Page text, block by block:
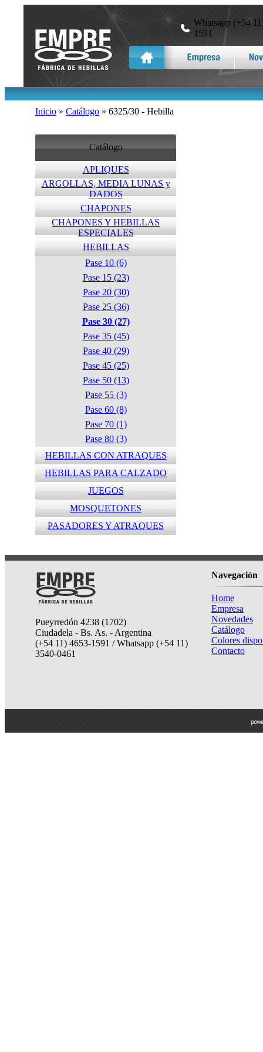
Whatsapp (+54
1591
Inicio » Catálogo » 6325/30 - Hebilla
Catálogo
APLIQUES
ARGOLLAS, MEDIA LUNAS y
DADOS
CHAPONES
CHAPONES Y HEBILLAS
ESPECIALES
HEBILLAS
Pase 10 (6)
Pase 15 (23)
Pase 20 (30)
Pase 25 (36)
Pase 30 (27)
Pase 35 (45)
Pase 40 (29)
Pase 45 (25)
Pase 50 (13)
Pase 55 (3)
Pase 60 (8)
Pase 70 (1)
Pase 80 (3)
HEBILLAS CON ATRAQUES
HEBILLAS PARA CALZADO
JUEGOS
MOSQUETONES
PASADORES Y ATRAQUES
Pueyrredón 4238 (1702)
Ciudadela - Bs. As. - Argentina
(+54 11) 4653-1591 / Whatsapp (+54 11)
3540-0461
Navegación
Home
Empresa
Novedades
Catálogo
Colores
Contacto